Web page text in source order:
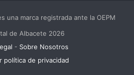
una marca registrada ante la OEPM
de Albacete 2026
- Sobre Nosotros
política de privacidad